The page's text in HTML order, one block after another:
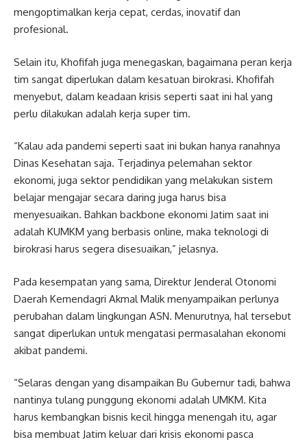
mengoptimalkan kerja cepat, cerdas, inovatif dan
profesional.
Selain itu, Khofifah juga menegaskan, bagaimana peran kerja
tim sangat diperlukan dalam kesatuan birokrasi. Khofifah
menyebut, dalam keadaan krisis seperti saat ini hal yang
perlu dilakukan adalah kerja super tim.
“Kalau ada pandemi seperti saat ini bukan hanya ranahnya
Dinas Kesehatan saja. Terjadinya pelemahan sektor
ekonomi, juga sektor pendidikan yang melakukan sistem
belajar mengajar secara daring juga harus bisa
menyesuaikan. Bahkan backbone ekonomi Jatim saat ini
adalah KUMKM yang berbasis online, maka teknologi di
birokrasi harus segera disesuaikan,” jelasnya.
Pada kesempatan yang sama, Direktur Jenderal Otonomi
Daerah Kemendagri Akmal Malik menyampaikan perlunya
perubahan dalam lingkungan ASN. Menurutnya, hal tersebut
sangat diperlukan untuk mengatasi permasalahan ekonomi
akibat pandemi.
“Selaras dengan yang disampaikan Bu Gubernur tadi, bahwa
nantinya tulang punggung ekonomi adalah UMKM. Kita
harus kembangkan bisnis kecil hingga menengah itu, agar
bisa membuat Jatim keluar dari krisis ekonomi pasca